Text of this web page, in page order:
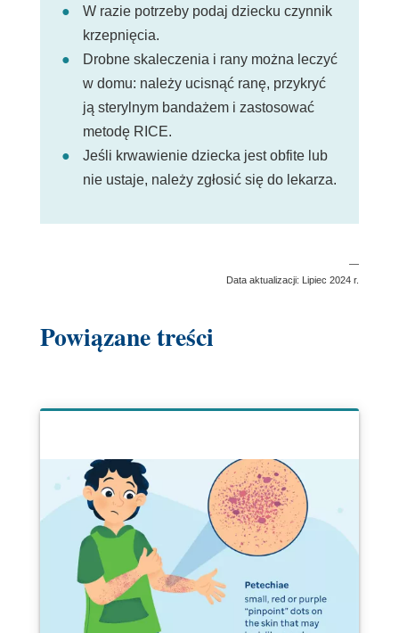
W razie potrzeby podaj dziecku czynnik
krzepnięcia.
Drobne skaleczenia i rany można leczyć
w domu: należy ucisnąć ranę, przykryć
ją sterylnym bandażem i zastosować
metodę RICE.
Jeśli krwawienie dziecka jest obfite lub
nie ustaje, należy zgłosić się do lekarza.
—
Data aktualizacji: Lipiec 2024 r.
Powiązane treści